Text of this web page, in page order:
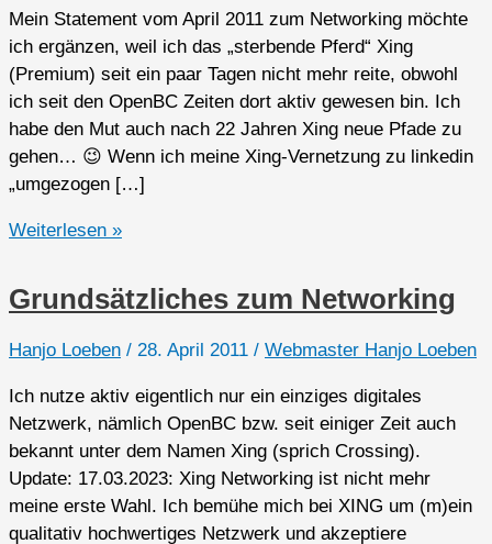
Mein Statement vom April 2011 zum Networking möchte
ich ergänzen, weil ich das „sterbende Pferd“ Xing
(Premium) seit ein paar Tagen nicht mehr reite, obwohl
ich seit den OpenBC Zeiten dort aktiv gewesen bin. Ich
habe den Mut auch nach 22 Jahren Xing neue Pfade zu
gehen… 😉 Wenn ich meine Xing-Vernetzung zu linkedin
„umgezogen […]
Grundsätzliches
Networking
2.0
Weiterlesen »
Grundsätzliches zum Networking
Hanjo Loeben / 28. April 2011 / Webmaster Hanjo Loeben
Ich nutze aktiv eigentlich nur ein einziges digitales
Netzwerk, nämlich OpenBC bzw. seit einiger Zeit auch
bekannt unter dem Namen Xing (sprich Crossing).
Update: 17.03.2023: Xing Networking ist nicht mehr
meine erste Wahl. Ich bemühe mich bei XING um (m)ein
qualitativ hochwertiges Netzwerk und akzeptiere